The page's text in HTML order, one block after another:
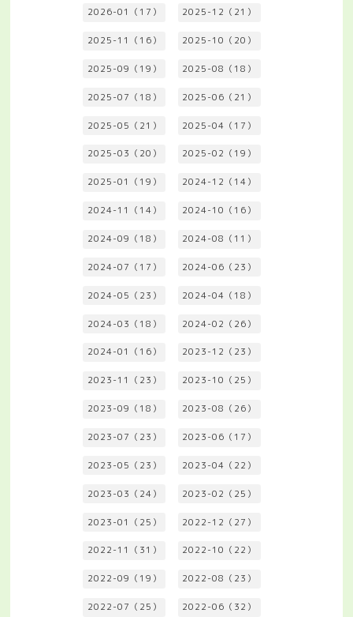
2026-01（17） 2025-12（21）
2025-11（16） 2025-10（20）
2025-09（19） 2025-08（18）
2025-07（18） 2025-06（21）
2025-05（21） 2025-04（17）
2025-03（20） 2025-02（19）
2025-01（19） 2024-12（14）
2024-11（14） 2024-10（16）
2024-09（18） 2024-08（11）
2024-07（17） 2024-06（23）
2024-05（23） 2024-04（18）
2024-03（18） 2024-02（26）
2024-01（16） 2023-12（23）
2023-11（23） 2023-10（25）
2023-09（18） 2023-08（26）
2023-07（23） 2023-06（17）
2023-05（23） 2023-04（22）
2023-03（24） 2023-02（25）
2023-01（25） 2022-12（27）
2022-11（31） 2022-10（22）
2022-09（19） 2022-08（23）
2022-07（25） 2022-06（32）